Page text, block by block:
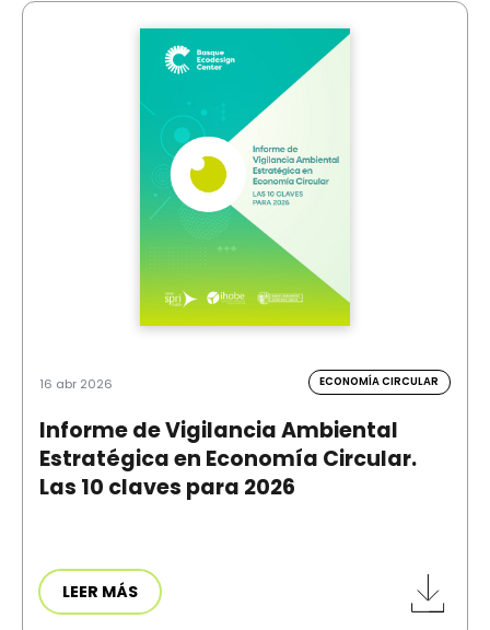
16 abr 2026 ECONOMÍA CIRCULAR
Informe de Vigilancia Ambiental
Estratégica en Economía Circular.
Las 10 claves para 2026
LEER MÁS